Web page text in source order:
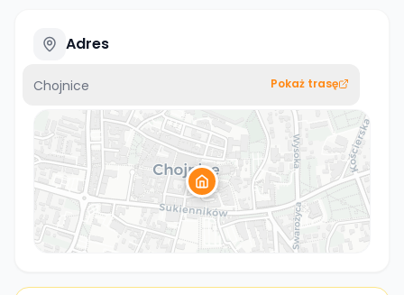
Adres
Chojnice Pokaż trasę